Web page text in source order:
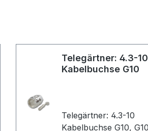
Telegärtner: 4.3-10
Kabelbuchse G10
Telegärtner: 4.3-10
Kabelbuchse G10, G10